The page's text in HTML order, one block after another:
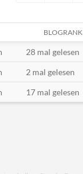
BLOGRANK
28 mal gelesen
2 mal gelesen
17 mal gelesen